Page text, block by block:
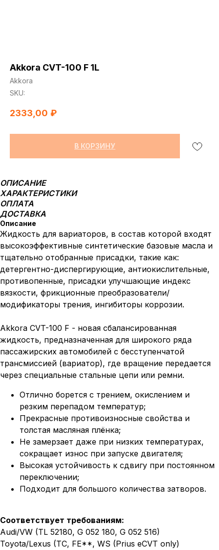
Akkora CVT-100 F 1L
Akkora
SKU:
2333,00 ₽
В КОРЗИНУ
ОПИСАНИЕ
ХАРАКТЕРИСТИКИ
ОПЛАТА
ДОСТАВКА
Описание
Жидкость для вариаторов, в состав которой входят
высокоэффективные синтетические базовые масла и
тщательно отобранные присадки, такие как:
детергентно-диспергирующие, антиокислительные,
противопенные, присадки улучшающие индекс
вязкости, фрикционные преобразователи/
модификаторы трения, ингибиторы коррозии.
Akkora CVT-100 F - новая сбалансированная
жидкость, предназначенная для широкого ряда
пассажирских автомобилей с бесступенчатой
трансмиссией (вариатор), где вращение передается
через специальные стальные цепи или ремни.
Отлично борется с трением, окислением и
резким перепадом температур;
Прекрасные противоизносные свойства и
толстая масляная плёнка;
Не замерзает даже при низких температурах,
сокращает износ при запуске двигателя;
Высокая устойчивость к сдвигу при постоянном
переключении;
Подходит для большого количества затворов.
Соответствует требованиям:
Audi/VW (TL 52180, G 052 180, G 052 516)
Toyota/Lexus (TC, FE**, WS (Prius eCVT only)